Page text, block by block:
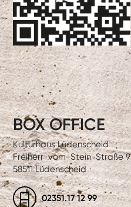
BOX OFFICE
Kulturhaus Lüdenscheid
Freiherr-vom-Stein-Straße 9
58511 Lüdenscheid
02351.17 12 99